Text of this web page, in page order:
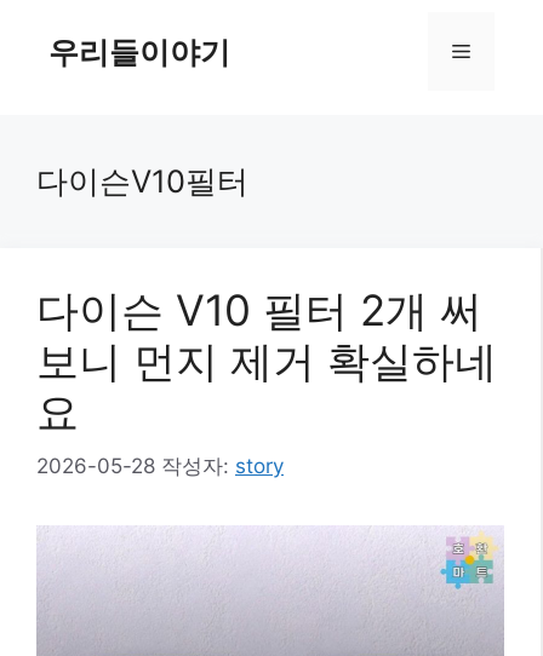
우리들이야기 메
다이슨V10필터
다이슨 V10 필터 2개 써
보니 먼지 제거 확실하네
요
2026-05-28 작성자: story